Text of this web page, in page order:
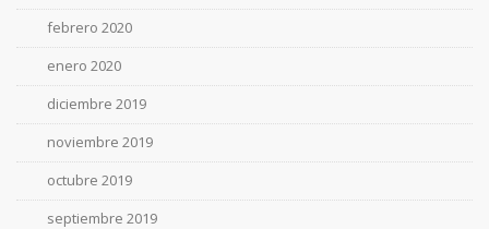
febrero 2020
enero 2020
diciembre 2019
noviembre 2019
octubre 2019
septiembre 2019